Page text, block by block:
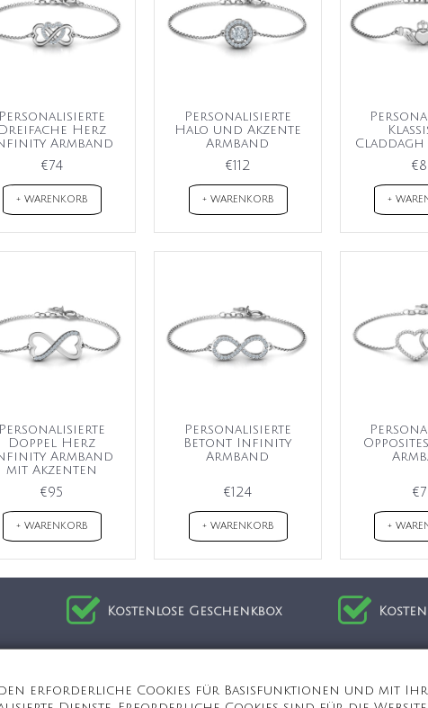
Personalisierte
Dreifache Herz
Armband
€74
+ WARENKORB
Personalisierte
Halo und Akzente
Armband
€112
+ WARENKORB
Claddagh
+
Personalisierte
Doppel Herz
Armband
mit Akzenten
€95
+ WARENKORB
Personalisierte
Betont Infinity
Armband
€124
+ WARENKORB +
Kostenlose Geschenkbox
an
erforderliche Cookies für Basisfunktionen und mit